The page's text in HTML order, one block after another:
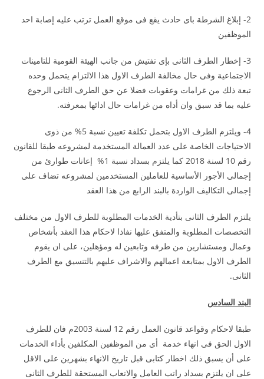
2- إبلاغ الشرطة باى حادث يقع فى موقع العمل ترتب عليه إصابة احد
الموظفين
3- إخطار الطرف الثانى بإى تفتيش من جانب الهيئة القومية للتامينات
الاجتماعية وفى حال مخالفة الطرف الاول هذا الالتزام يتحمل وحده
تبعة ذلك من غرامات وعقوبات فضلا عن حق الطرف الثانى الرجوع
عليه بما قد سبق وان أداه من غرامات حال ادائها بمعرفته.
4- ويلتزم الطرف الاول بتحمل تكلفة تعيين نسبة 5% من ذوى
الاحتياجات الخاصة على عدد العمالة المستخدمة لمشروعه طبقا للقانون
رقم 10 لسنة 2018 كما يلتزم بسداد نسبة 1% إعانات طوارئ من
إجمالى الأجور الأساسية للعاملين المستخدمين لمشروعه تضاف على
إجمالى التكاليف الواردة بالبند الرابع من هذا العقد
يلتزم الطرف الثانى بتأدية الخدمات المطلوبة للطرف الاول من مختلف
التخصصات المطلوبة والمتفق عليها نفاذا لاحكام هذا العقد بأشخاص
وعمال ومستشارين من طرفه وتابعين له ومؤهلين، على ان يقوم
الطرف الاول بمتابعة اعمالهم والاشراف عليهم بالتنسيق مع الطرف
الثانى.
البند السادس
طبقا لاحكام وقواعد قانون العمل رقم 12 لسنة 2003م فان للطرف
الاول الحق فى انهاء خدمة أى من الموظفين المكلفين بأداء الخدمات
على أن يسبق ذلك اخطار كتابى قبل تاريخ الانهاء بشهرين على الاقل
على ان يلتزم بسداد راتب العامل والاتعاب المستحقة للطرف الثانى